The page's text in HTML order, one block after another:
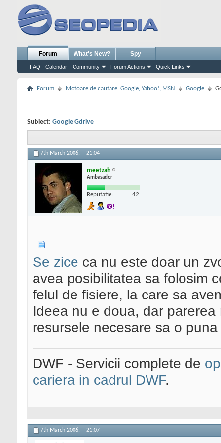
Forum
FAQ Calendar Community Forum Actions Quick Links
What's New? Spy
Forum Motoare de cautare. Google, Yahoo!, MSN Google
Subiect: Google Gdrive
7th March 2006, 21:04
meetzah
Ambasador
Reputatie: 42
Se zice ca nu este doar un
avea posibilitatea sa folosim
felul de fisiere, la care sa
Ideea nu e doua, dar
resursele necesare sa o
DWF - Servicii complete de
cariera in cadrul DWF.
7th March 2006, 21:07